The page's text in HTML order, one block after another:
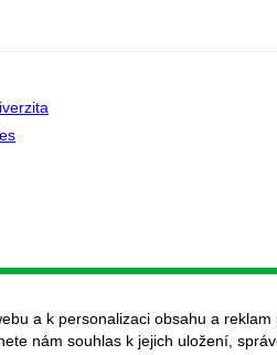
a k personalizaci obsahu a
nám souhlas k jejich uložení,